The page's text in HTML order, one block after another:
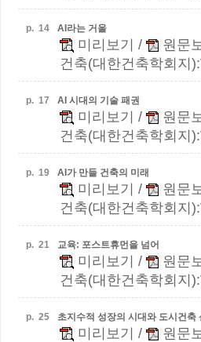
p. 14 AI라는 거울
미리보기 / 원문
건축(대한건축학회지
p. 17 AI 시대의 기술 패권
미리보기 / 원문
건축(대한건축학회지
p. 19 AI가 만들 건축의 미래
미리보기 / 원문
건축(대한건축학회지
p. 21 교육: 포스트휴먼을 넘어
미리보기 / 원문
건축(대한건축학회지
p. 25 초지수적 성장의 시대와 도시건축
미리보기 / 원문